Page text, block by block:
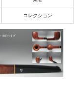
コレクション